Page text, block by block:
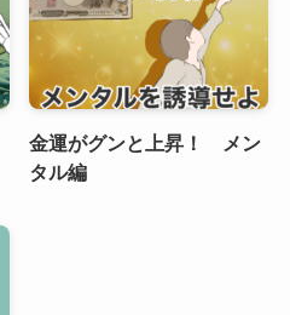
金運がグンと上昇！ メン
タル編